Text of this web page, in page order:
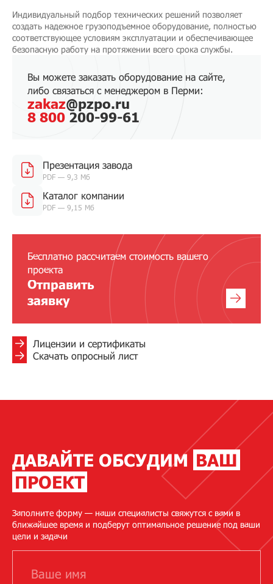
Индивидуальный подбор технических решений позволяет
создать надежное грузоподъемное оборудование, полностью
соответствующее условиям эксплуатации и обеспечивающее
безопасную работу на протяжении всего срока службы.
Вы можете заказать оборудование на сайте,
либо связаться с менеджером в Перми:
zakaz@pzpo.ru
8 800 200-99-61
Презентация завода
PDF — 9,3 Мб
Каталог компании
PDF — 9,15 Мб
Бесплатно рассчитаем стоимость вашего
проекта
Отправить
заявку
Лицензии и сертификаты
Скачать опросный лист
ДАВАЙТЕ ОБСУДИМ ВАШ
ПРОЕКТ
Заполните форму — наши специалисты свяжутся с вами в
ближайшее время и подберут оптимальное решение под ваши
цели и задачи